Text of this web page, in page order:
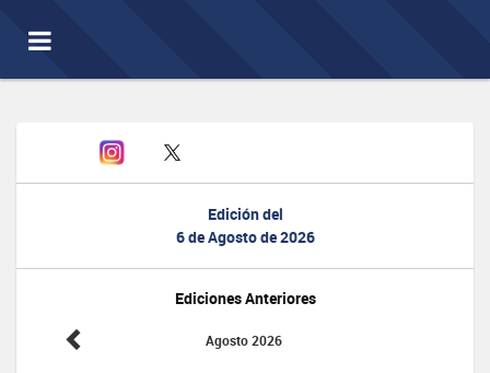
Toggle
navigation
Edición del
6 de Agosto de 2026
Ediciones Anteriores
Agosto 2026